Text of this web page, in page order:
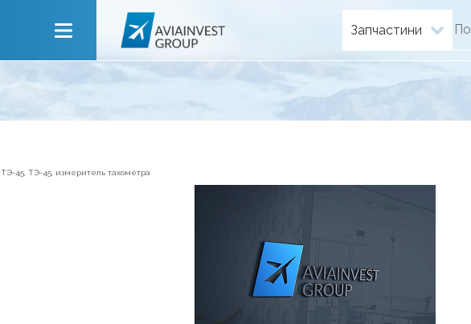
Запчастини
ТЭ-45, ТЭ-45, измеритель тахометра